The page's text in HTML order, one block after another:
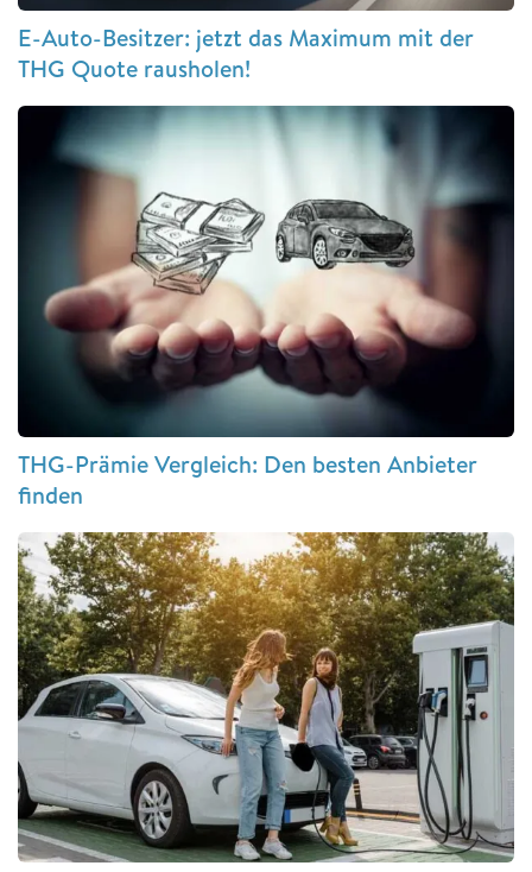
E-Auto-Besitzer: jetzt das Maximum mit der
THG Quote rausholen!
THG-Prämie Vergleich: Den besten Anbieter
finden